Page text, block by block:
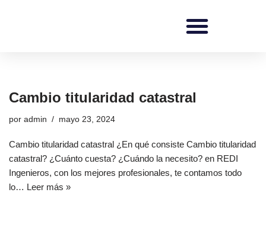
Cambio titularidad catastral
por admin mayo 23, 2024
Cambio titularidad catastral ¿En qué consiste Cambio titularidad
catastral? ¿Cuánto cuesta? ¿Cuándo la necesito? en REDI
Ingenieros, con los mejores profesionales, te contamos todo
lo… Leer más »